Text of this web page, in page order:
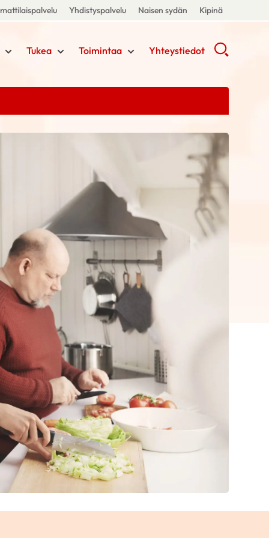
Yhdistyspalvelu Naisen sydän Kipinä
Tukea Toimintaa Yhteystiedot